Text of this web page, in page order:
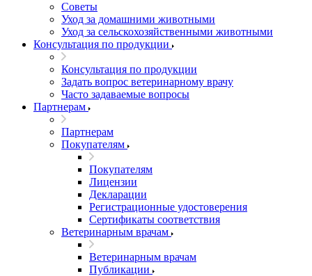
Советы
Уход за домашними животными
Уход за сельскохозяйственными животными
Консультация по продукции
Консультация по продукции
Задать вопрос ветеринарному врачу
Часто задаваемые вопросы
Партнерам
Партнерам
Покупателям
Покупателям
Лицензии
Декларации
Регистрационные удостоверения
Сертификаты соответствия
Ветеринарным врачам
Ветеринарным врачам
Публикации